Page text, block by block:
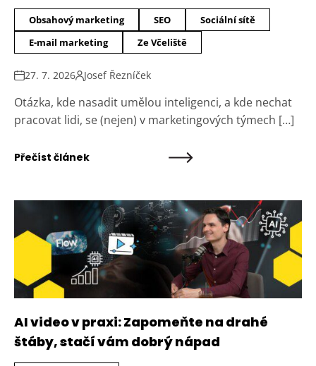
Obsahový marketing SEO
Sociální sítě
E-mail marketing
Ze Včeliště
27. 7. 2026 Josef Řezníček
Otázka, kde nasadit umělou inteligenci, a kde nechat
pracovat lidi, se (nejen) v marketingových týmech […]
Přečíst článek
AI video v praxi: Zapomeňte na drahé
štáby, stačí vám dobrý nápad